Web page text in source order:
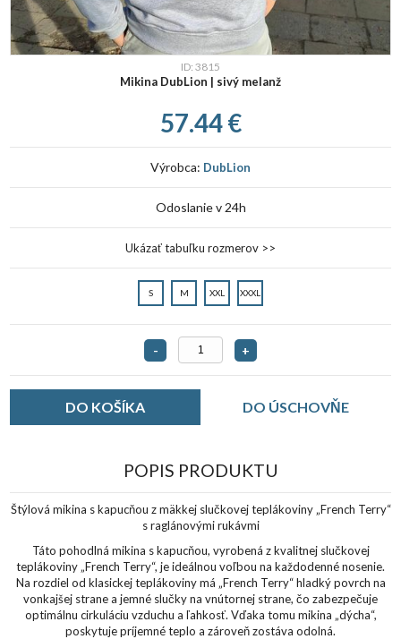
ID: 3815
Mikina DubLion | sivý melanž
57.44 €
Výrobca: DubLion
Odoslanie v 24h
Ukázať tabuľku rozmerov >>
S M XXL XXXL
- +
DO ÚSCHOVŇE
POPIS PRODUKTU
Štýlová mikina s kapucňou z mäkkej slučkovej teplákoviny „French Terry“
s raglánovými rukávmi
Táto pohodlná mikina s kapucňou, vyrobená z kvalitnej slučkovej
teplákoviny „French Terry“, je ideálnou voľbou na každodenné nosenie.
Na rozdiel od klasickej teplákoviny má „French Terry“ hladký povrch na
vonkajšej strane a jemné slučky na vnútornej strane, čo zabezpečuje
optimálnu cirkuláciu vzduchu a ľahkosť. Vďaka tomu mikina „dýcha“,
poskytuje príjemné teplo a zároveň zostáva odolná.